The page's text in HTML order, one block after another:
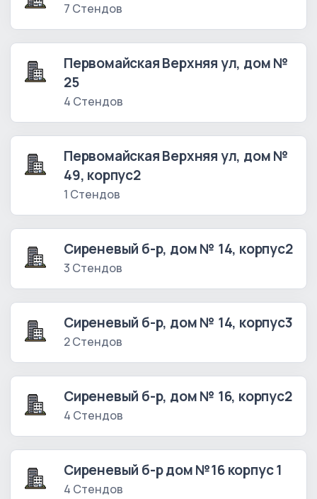
7 Стендов
Первомайская Верхняя ул, дом №
25
4 Стендов
Первомайская Верхняя ул, дом №
49, корпус2
1 Стендов
Сиреневый б-р, дом № 14, корпус2
3 Стендов
Сиреневый б-р, дом № 14, корпус3
2 Стендов
Сиреневый б-р, дом № 16, корпус2
4 Стендов
Сиреневый б-р дом №16 корпус 1
4 Стендов